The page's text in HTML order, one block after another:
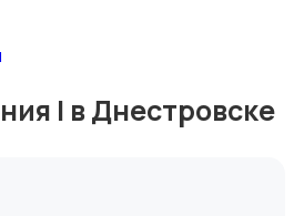
| в Днестровске